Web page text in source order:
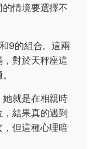
情境要選擇不
9的組合。這兩
對於天秤座這
就是在相親時
結果真的遇到
但這種心理暗